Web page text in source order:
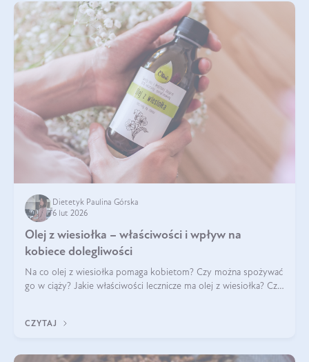
Dietetyk Paulina Górska
6 lut 2026
Olej z wiesiołka – właściwości i wpływ na
kobiece dolegliwości
Na co olej z wiesiołka pomaga kobietom? Czy można spożywać
go w ciąży? Jakie właściwości lecznicze ma olej z wiesiołka? Czy
CZYTAJ